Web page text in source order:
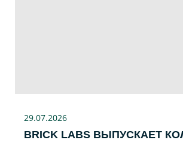
29.07.2026
BRICK LABS ВЫПУСКАЕТ